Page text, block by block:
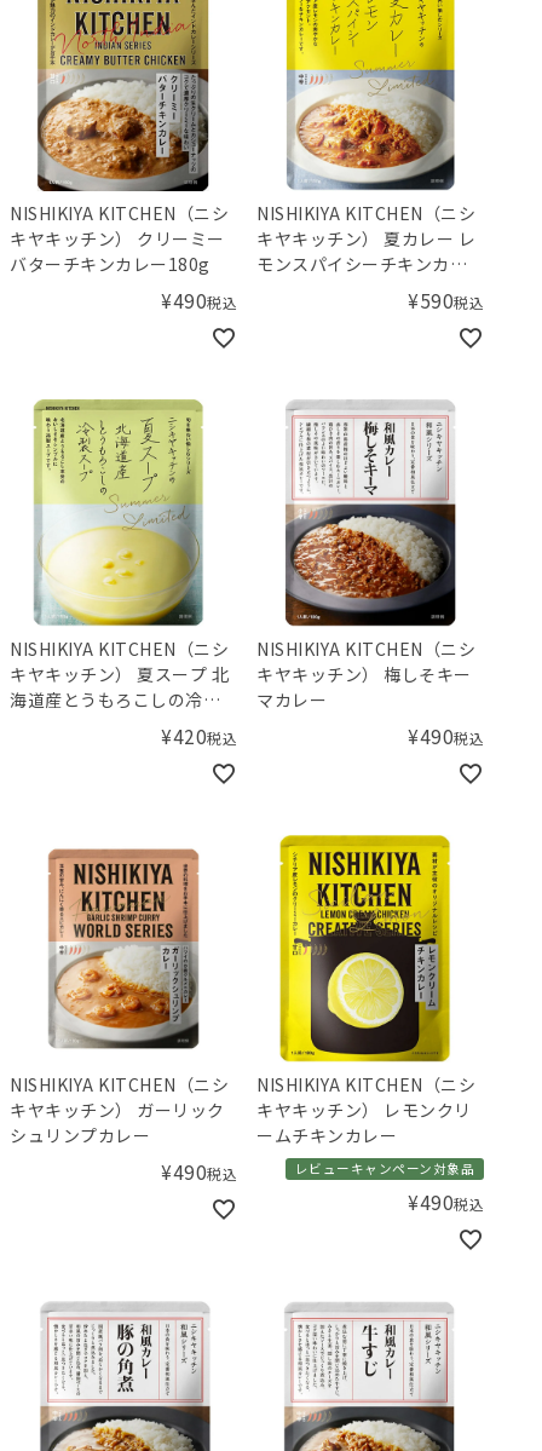
NISHIKIYA KITCHEN（ニシ
キヤキッチン） クリーミー
バターチキンカレー180g
¥490税込
NISHIKIYA KITCHEN（ニシ
キヤキッチン） 夏カレー レ
モンスパイシーチキンカレ
¥590税込
NISHIKIYA KITCHEN（ニシ
キヤキッチン） 夏スープ 北
海道産とうもろこしの冷製
¥420税込
NISHIKIYA KITCHEN（ニシ
キヤキッチン） 梅しそキー
マカレー
¥490税込
NISHIKIYA KITCHEN（ニシ
キヤキッチン） ガーリック
シュリンプカレー
¥490税込
NISHIKIYA KITCHEN（ニシ
キヤキッチン） レモンクリ
ームチキンカレー
レビューキャンペーン対象品
¥490税込